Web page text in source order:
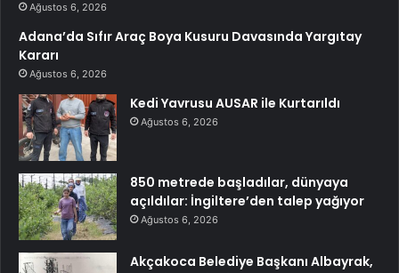
Ağustos 6, 2026
Adana’da Sıfır Araç Boya Kusuru Davasında Yargıtay
Kararı
Ağustos 6, 2026
Kedi Yavrusu AUSAR ile Kurtarıldı
Ağustos 6, 2026
850 metrede başladılar, dünyaya
açıldılar: İngiltere’den talep yağıyor
Ağustos 6, 2026
Akçakoca Belediye Başkanı Albayrak,